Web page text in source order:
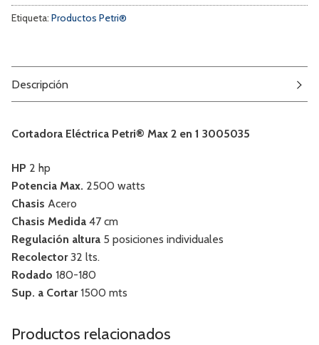
Etiqueta: Productos Petri®
Descripción
Cortadora Eléctrica Petri® Max 2 en 1 3005035
HP 2 hp
Potencia Max. 2500 watts
Chasis Acero
Chasis Medida 47 cm
Regulación altura 5 posiciones individuales
Recolector32 lts.
Rodado 180-180
Sup. a Cortar 1500 mts
Productos relacionados